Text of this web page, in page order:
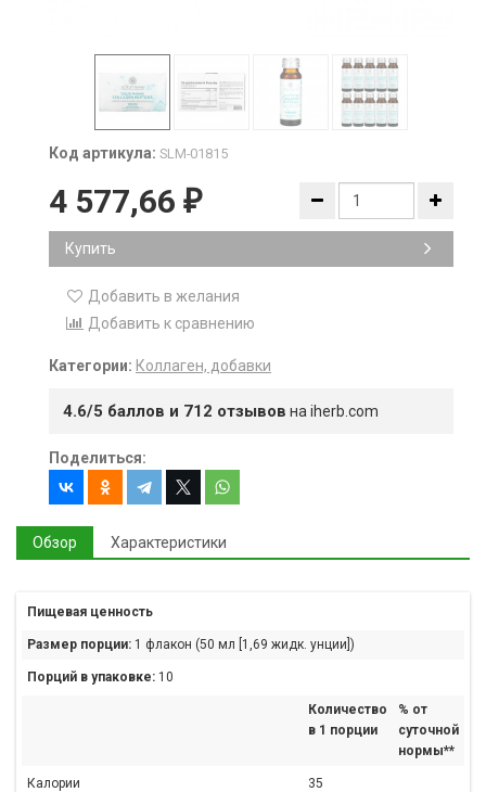
Код артикула: SLM-01815
4 577,66 ₽
Купить
Добавить в желания
Добавить к сравнению
Категории: Коллаген, добавки
4.6/5 баллов и 712 отзывов на iherb.com
Поделиться:
Обзор Характеристики
Пищевая ценность
Размер порции: 1 флакон (50 мл [1,69 жидк. унции])
Порций в упаковке: 10
Количество
в 1 порции
% от
суточной
нормы**
Калории 35